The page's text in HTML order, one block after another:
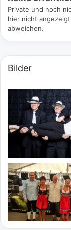
Private und noch
hier nicht
abweichen.
Bilder